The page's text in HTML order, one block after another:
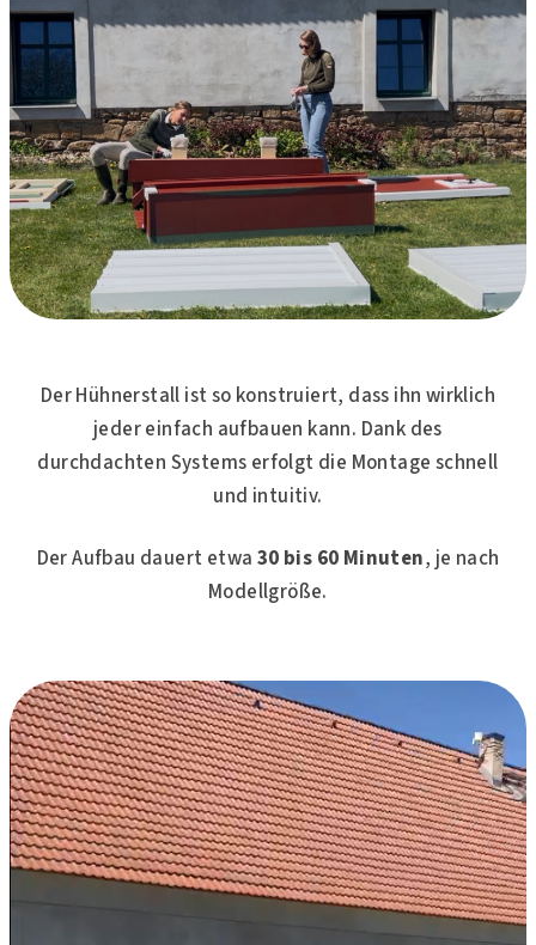
Der Hühnerstall ist so konstruiert, dass ihn wirklich
jeder einfach aufbauen kann. Dank des
durchdachten Systems erfolgt die Montage schnell
und intuitiv.
Der Aufbau dauert etwa 30 bis 60 Minuten, je nach
Modellgröße.